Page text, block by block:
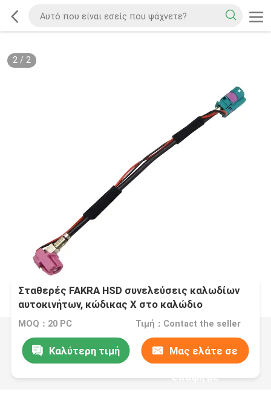
2/ 2
Σταθερές FAKRA HSD συνελεύσεις καλωδίων
αυτοκινήτων, κώδικας Χ στο καλώδιο
στοιχείων υψηλής ταχύτητας Ζ FAKRA
MOQ：20 PC Τιμή：Contact the seller
Καλύτερη τιμή Μας ελάτε σε
επαφή με